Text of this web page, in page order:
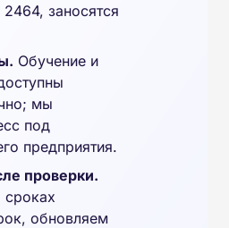
заносятся
Обучение и
мы
под
предприятия.
проверки.
обновляем